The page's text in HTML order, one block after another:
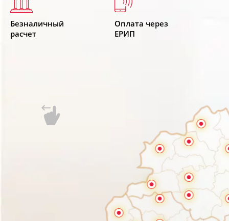
Безналичный
расчет
Оплата через
ЕРИП